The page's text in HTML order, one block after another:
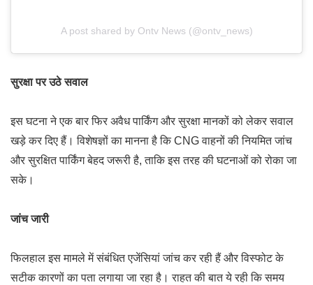
A post shared by Ontv News (@ontv_news)
सुरक्षा पर उठे सवाल
इस घटना ने एक बार फिर अवैध पार्किंग और सुरक्षा मानकों को लेकर सवाल
खड़े कर दिए हैं। विशेषज्ञों का मानना है कि CNG वाहनों की नियमित जांच
और सुरक्षित पार्किंग बेहद जरूरी है, ताकि इस तरह की घटनाओं को रोका जा
सके।
जांच जारी
फिलहाल इस मामले में संबंधित एजेंसियां जांच कर रही हैं और विस्फोट के
सटीक कारणों का पता लगाया जा रहा है। राहत की बात ये रही कि समय